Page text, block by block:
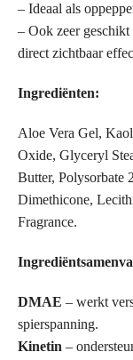
– Ideaal als
– Ook zeer geschikt
direct zichtbaar
Ingrediënten:
Aloe Vera Gel,
Oxide, Glyceryl
Butter, Polysorbate
Dimethicone,
Fragrance.
DMAE – werkt
spierspanning.
Kinetin –